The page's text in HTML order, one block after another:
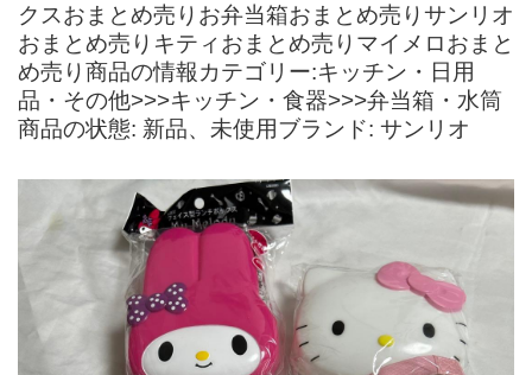
クスおまとめ売りお弁当箱おまとめ売りサンリオ
おまとめ売りキティおまとめ売りマイメロおまと
め売り商品の情報カテゴリー:キッチン・日用
品・その他>>>キッチン・食器>>>弁当箱・水筒
商品の状態: 新品、未使用ブランド: サンリオ